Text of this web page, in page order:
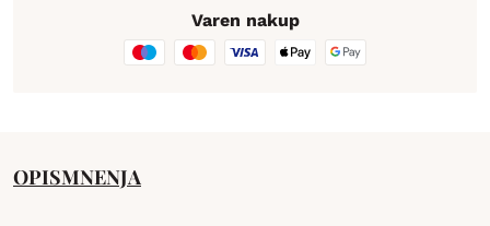
Varen nakup
OPISMNENJA